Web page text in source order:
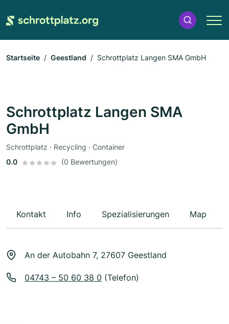
Startseite Geestland Schrottplatz Langen SMA GmbH
Schrottplatz Langen SMA
GmbH
Schrottplatz · Recycling · Container
0.0
(0 Bewertungen)
Kontakt Info Spezialisierungen Map
An der Autobahn 7, 27607 Geestland
04743 – 50 60 38 0 (Telefon)